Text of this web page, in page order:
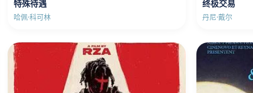
特殊待遇
哈佩·科可林
终极交易
丹尼·戴尔